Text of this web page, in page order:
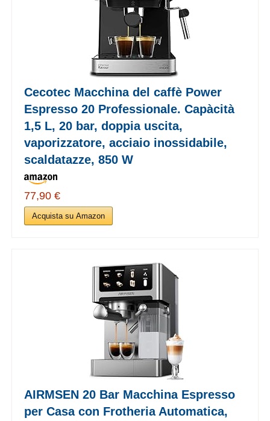
Cecotec Macchina del caffè Power
Espresso 20 Professionale. Capàcità
1,5 L, 20 bar, doppia uscita,
vaporizzatore, acciaio inossidabile,
scaldatazze, 850 W
77,90 €
Acquista su Amazon
AIRMSEN 20 Bar Macchina Espresso
per Casa con Frotheria Automatica,